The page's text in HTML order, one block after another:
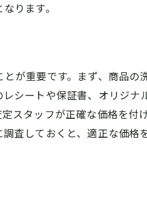
ります。
が重要です。まず、商品
シートや保証書、オリジ
スタッフが正確な価格を付
査しておくと、適正な価